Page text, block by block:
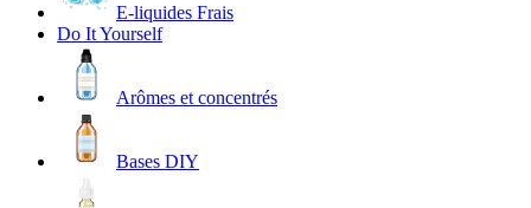
E-liquides Frais
Do It Yourself
Arômes et concentrés
Bases DIY